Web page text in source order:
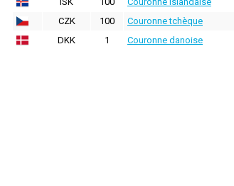
CZK
100 Couronne tchèque
DKK
1 Couronne danoise